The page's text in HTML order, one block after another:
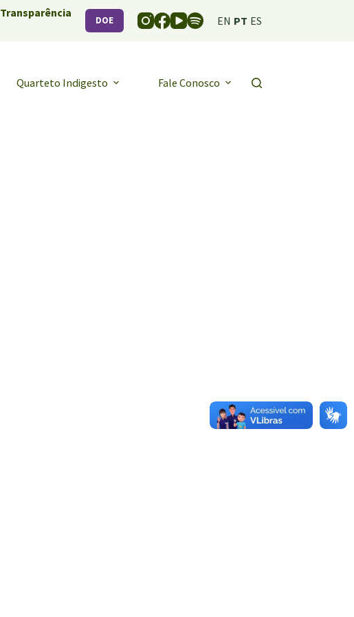
Transparência
DOE EN PT ES
Quarteto Indigesto Fale Conosco